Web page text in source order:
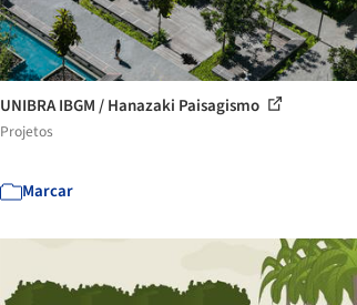
UNIBRA IBGM / Hanazaki Paisagismo
Projetos
Marcar